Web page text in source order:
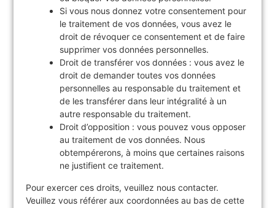
Si vous nous donnez votre consentement pour
le traitement de vos données, vous avez le
droit de révoquer ce consentement et de faire
supprimer vos données personnelles.
Droit de transférer vos données : vous avez le
droit de demander toutes vos données
personnelles au responsable du traitement et
de les transférer dans leur intégralité à un
autre responsable du traitement.
Droit d’opposition : vous pouvez vous opposer
au traitement de vos données. Nous
obtempérerons, à moins que certaines raisons
ne justifient ce traitement.
Pour exercer ces droits, veuillez nous contacter.
Veuillez vous référer aux coordonnées au bas de cette